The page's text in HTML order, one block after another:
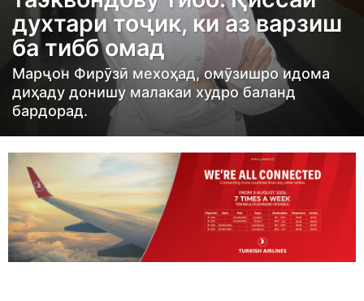
h
s
a
g
o
m
n
t
h
s
духтари тоҷик, ки аз варзиш
ба тибб омад
Марҷон Фирӯзӣ мехоҳад, омӯзишро идома
диҳаду донишу малакаи худро баланд
бардорад.